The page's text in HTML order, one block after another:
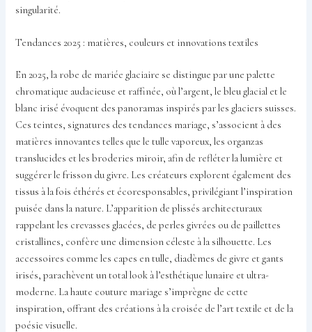
singularité.
Tendances 2025 : matières, couleurs et innovations textiles
En 2025, la robe de mariée glaciaire se distingue par une palette
chromatique audacieuse et raffinée, où l’argent, le bleu glacial et le
blanc irisé évoquent des panoramas inspirés par les glaciers suisses.
Ces teintes, signatures des tendances mariage, s’associent à des
matières innovantes telles que le tulle vaporeux, les organzas
translucides et les broderies miroir, afin de refléter la lumière et
suggérer le frisson du givre. Les créateurs explorent également des
tissus à la fois éthérés et écoresponsables, privilégiant l’inspiration
puisée dans la nature. L’apparition de plissés architecturaux
rappelant les crevasses glacées, de perles givrées ou de paillettes
cristallines, confère une dimension céleste à la silhouette. Les
accessoires comme les capes en tulle, diadèmes de givre et gants
irisés, parachèvent un total look à l’esthétique lunaire et ultra-
moderne. La haute couture mariage s’imprègne de cette
inspiration, offrant des créations à la croisée de l’art textile et de la
poésie visuelle.